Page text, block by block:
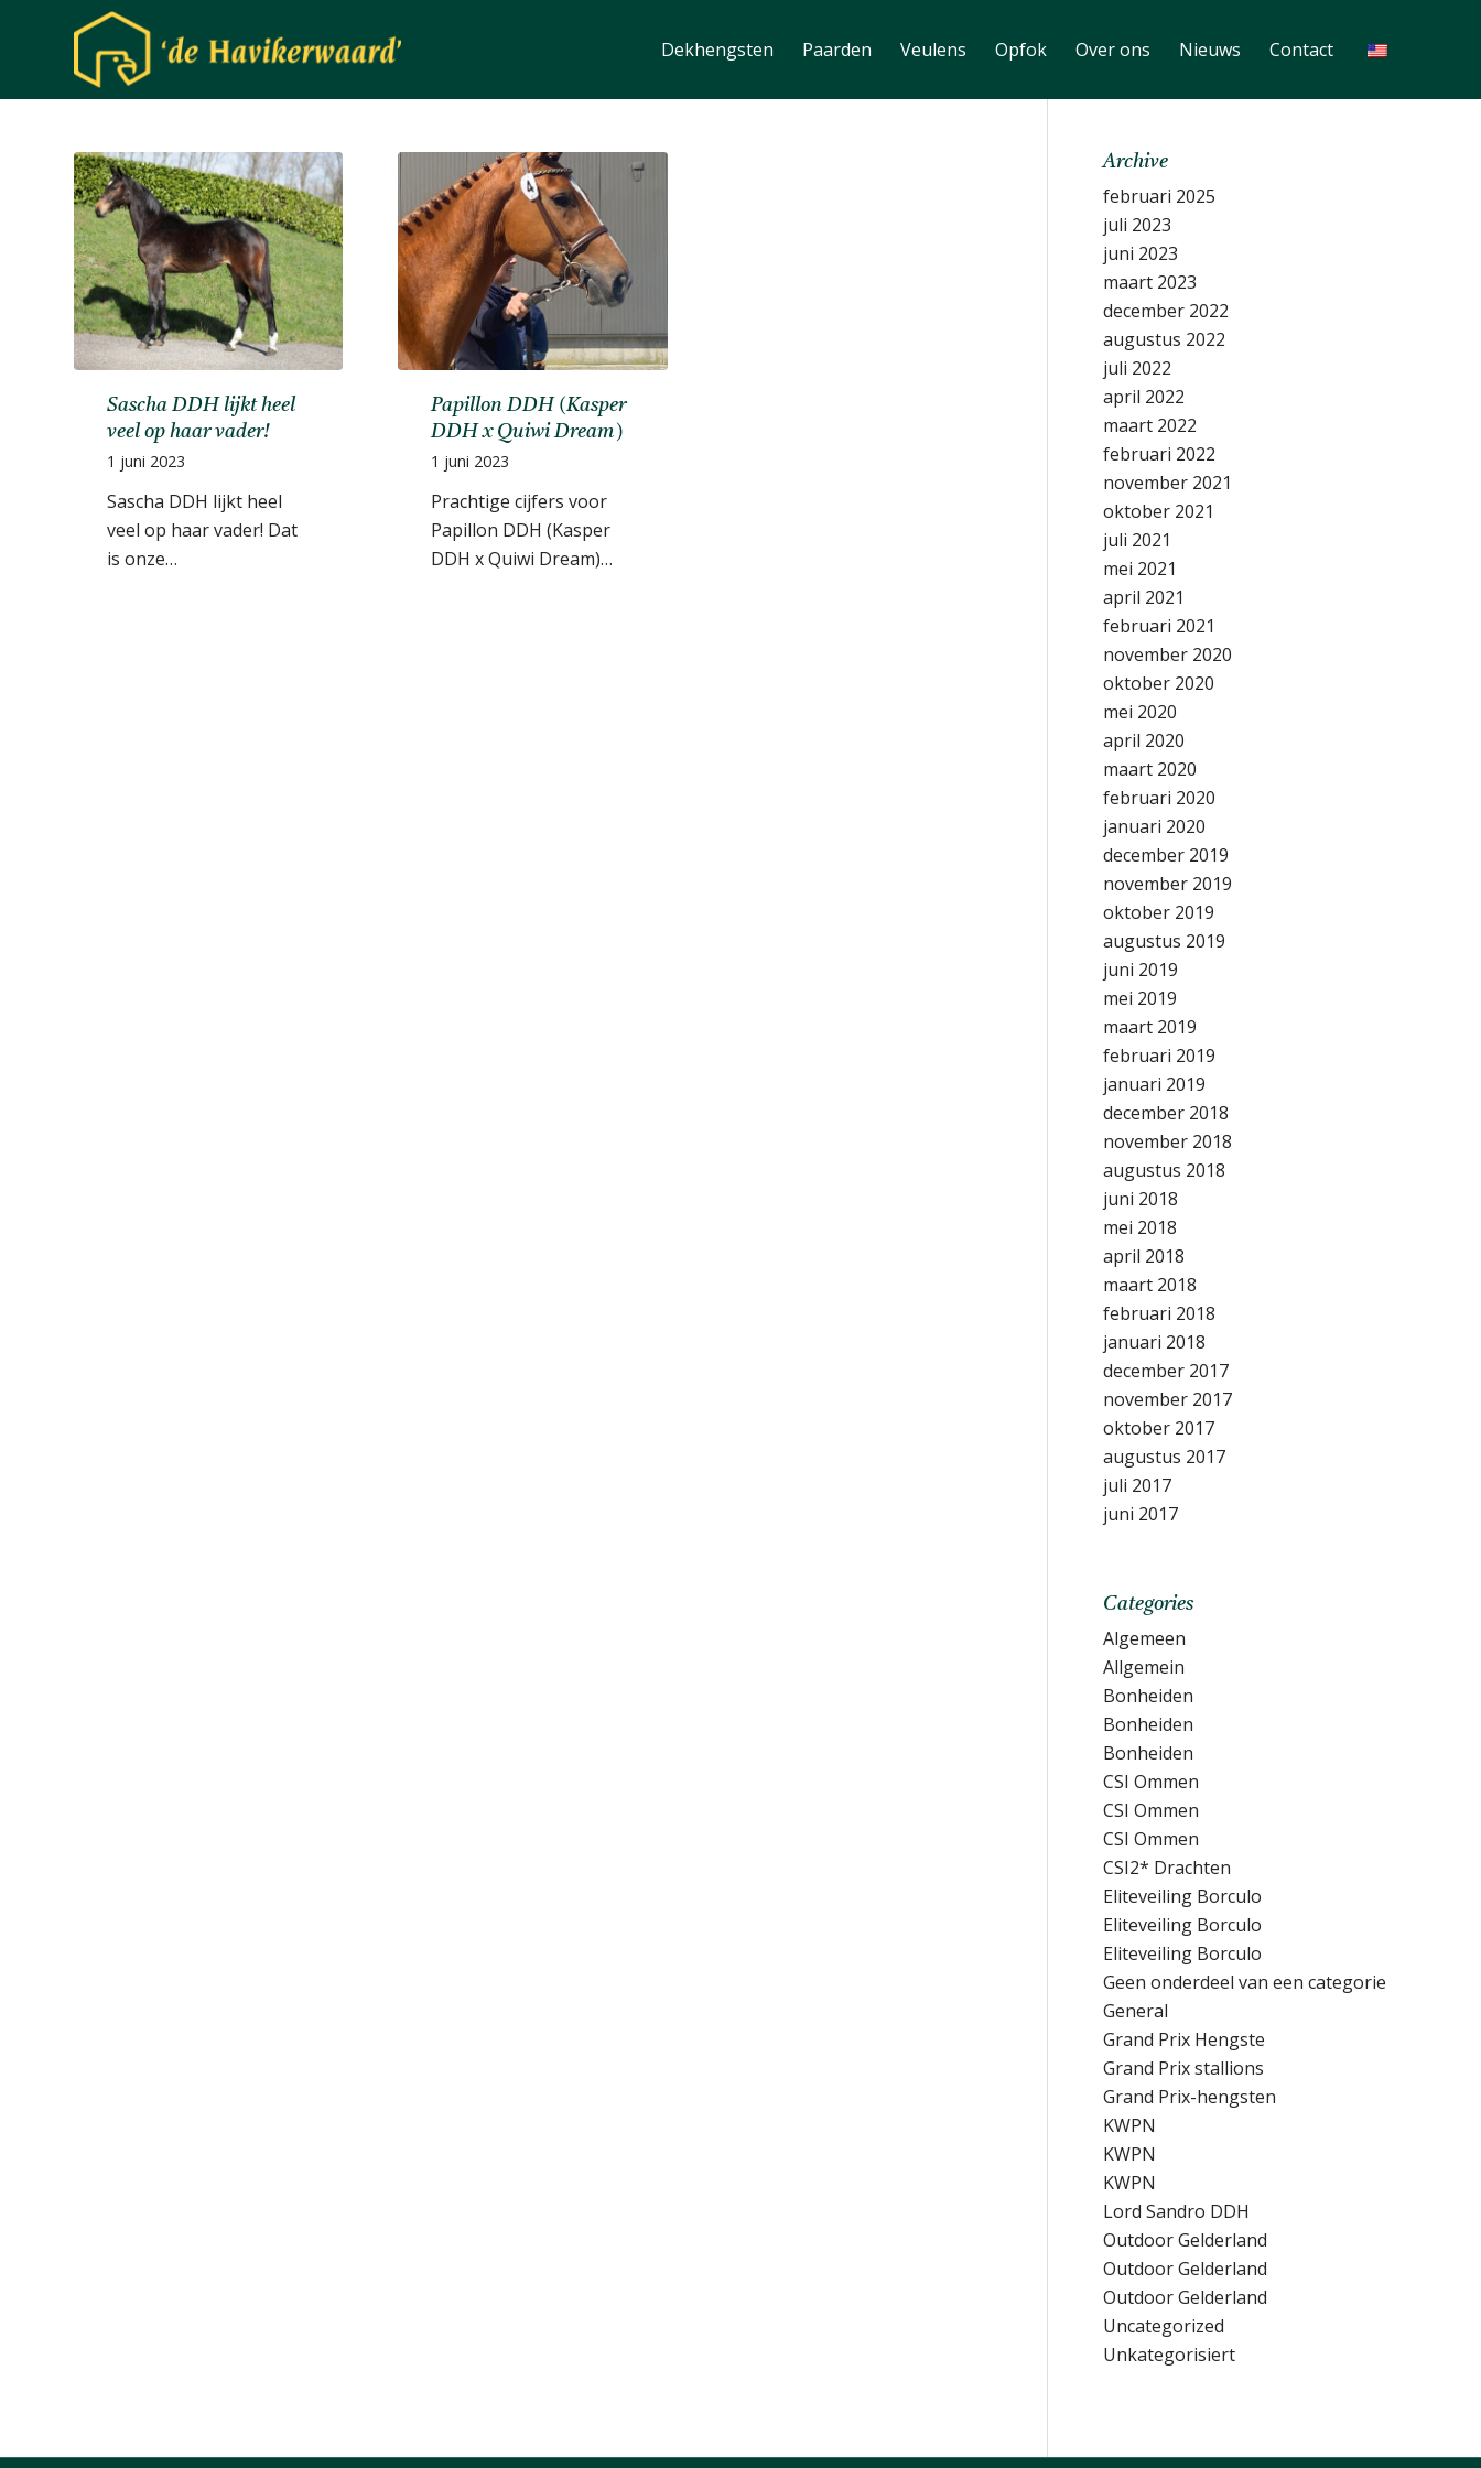
Dekhengsten Paarden Veulens Opfok Over ons Nieuws Contact
Sascha DDH lijkt heel
veel op haar vader!
1 juni 2023
Sascha DDH lijkt heel
veel op haar vader! Dat
is onze…
Papillon DDH (Kasper
DDH x Quiwi Dream)
1 juni 2023
Prachtige cijfers voor
Papillon DDH (Kasper
DDH x Quiwi Dream)…
Archive
februari 2025
juli 2023
juni 2023
maart 2023
december 2022
augustus 2022
juli 2022
april 2022
maart 2022
februari 2022
november 2021
oktober 2021
juli 2021
mei 2021
april 2021
februari 2021
november 2020
oktober 2020
mei 2020
april 2020
maart 2020
februari 2020
januari 2020
december 2019
november 2019
oktober 2019
augustus 2019
juni 2019
mei 2019
maart 2019
februari 2019
januari 2019
december 2018
november 2018
augustus 2018
juni 2018
mei 2018
april 2018
maart 2018
februari 2018
januari 2018
december 2017
november 2017
oktober 2017
augustus 2017
juli 2017
juni 2017
Categories
Algemeen
Allgemein
Bonheiden
Bonheiden
Bonheiden
CSI Ommen
CSI Ommen
CSI Ommen
CSI2* Drachten
Eliteveiling Borculo
Eliteveiling Borculo
Eliteveiling Borculo
Geen onderdeel van een categorie
General
Grand Prix Hengste
Grand Prix stallions
Grand Prix-hengsten
KWPN
KWPN
KWPN
Lord Sandro DDH
Outdoor Gelderland
Outdoor Gelderland
Outdoor Gelderland
Uncategorized
Unkategorisiert